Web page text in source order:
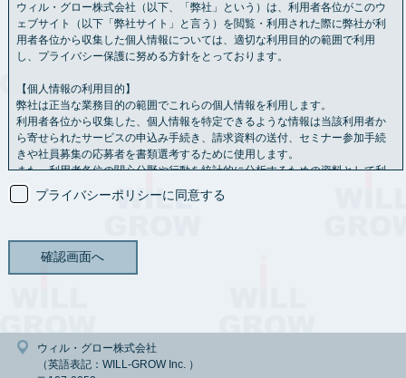
ウィル・グロー株式会社（以下、「弊社」という）は、利用者各位がこのウ
ェブサイト（以下「弊社サイト」と言う）を閲覧・利用された際に弊社が利
用者各位から収集した個人情報については、適切な利用目的の範囲で利用
し、プライバシー保護に努める方針をとっております。
【個人情報の利用目的】
弊社は正当な業務目的の範囲でこれらの個人情報を利用します。
利用者各位から収集した、個人情報を特定できるような情報は当該利用者か
ら寄せられたサービスの申込み手続き、請求資料の送付、セミナー参加手続
きや社員募集の応募者を書類選考するために使用します。
また、利用者各位の関心分野や行動を統計的に分析するための資料として利
用させていただく場合もあります。
ただし、法令に基づく等の正当な理由がある場合は、この限りではありませ
定めることを原則とし、一定の保存期間を経過した後または利用の目的を達
成した後は、すみやかに消去します。
ただし、法令の規定に基づき、保存しなければならないとき、利用者御本人
プライバシーポリシーに同意する
ウィル・グロー株式会社
（英語表記：WILL-GROW Inc. ）